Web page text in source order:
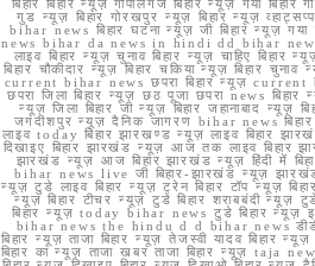
बिहार बिहार न्यूज़ गोपालगंज बिहार न्यूज़ गया बिहार
गुड न्यूज़ बिहार गोरखपुर न्यूज़ बिहार न्यूज़
bihar news बिहार घटना न्यूज़ जी बिहार न्यूज़
news bihar da news in hindi dd bihar news
लाइव बिहार न्यूज़ चुनाव बिहार न्यूज़ चाहिए बिहार
बिहार चौकीदार न्यूज़ बिहार चकिया न्यूज़ बिहार
current bihar news छपरा बिहार न्यूज़
छपरा जिला बिहार न्यूज़ छठ पूजा छपरा news
न्यूज़ जिला बिहार जी न्यूज़ बिहार जहानाबाद न्यूज़
जगदीशपुर न्यूज़ दैनिक जागरण bihar news
लाइव today बिहार झारखण्ड न्यूज़ लाइव बिहार
दिखाइए बिहार झारखंड न्यूज़ आज तक लाइव बिहार
झारखंड न्यूज़ आज बिहार झारखंड न्यूज़ हिंदी में
bihar news live जी बिहार-झारखंड न्यूज़ झारखंड
न्यूज़ टुडे लाइव बिहार न्यूज़ ट्रेन बिहार टॉप न्यूज़
न्यूज़ बिहार टीचर न्यूज़ टुडे बिहार शराबबंदी
बिहार न्यूज़ today bihar news टुडे बिहार न्यूज़
bihar news the hindu d d bihar news
बिहार न्यूज़ ताजा बिहार न्यूज़ तेजस्वी यादव बिहार
बिहार का न्यूज़ ताजा खबर ताजा बिहार न्यूज़ taja